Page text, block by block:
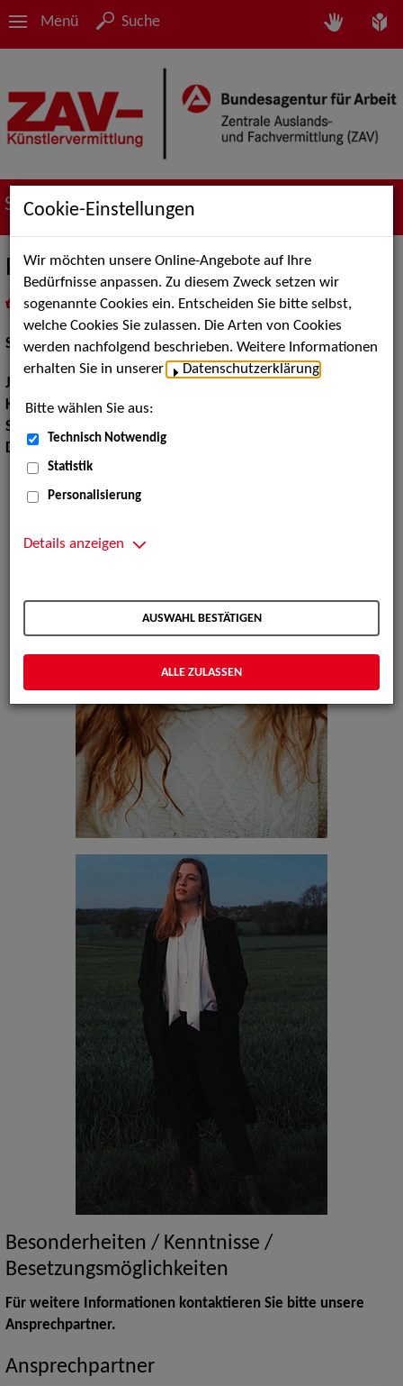
Menü Suche
Suche nach Künstler*innen
Paula Herzig
als PDF speichern
inMeine Merklistelegen
Schauspiel:Bühne
Jahrgang:
Körpergröße:175 cm
Sprachen:
Dialekte:
Kölsch, Schlesisch
Besonderheiten / Kenntnisse /
Besetzungsmöglichkeiten
Für weitere Informationen kontaktieren Sie bitte unsere
Ansprechpartner.
Ansprechpartner
Cookie-Einstellungen
Wir möchten unsere Online-Angebote auf Ihre
Bedürfnisse anpassen. Zu diesem Zweck setzen wir
sogenannte Cookies ein. Entscheiden Sie bitte selbst,
welche Cookies Sie zulassen. Die Arten von Cookies
werden nachfolgend beschrieben. Weitere Informationen
erhalten Sie in unserer
Datenschutzerklärung
Bitte wählen Sie aus:
Technisch Notwendig
Statistik
Personalisierung
Details anzeigen
AUSWAHL BESTÄTIGEN
ALLE ZULASSEN